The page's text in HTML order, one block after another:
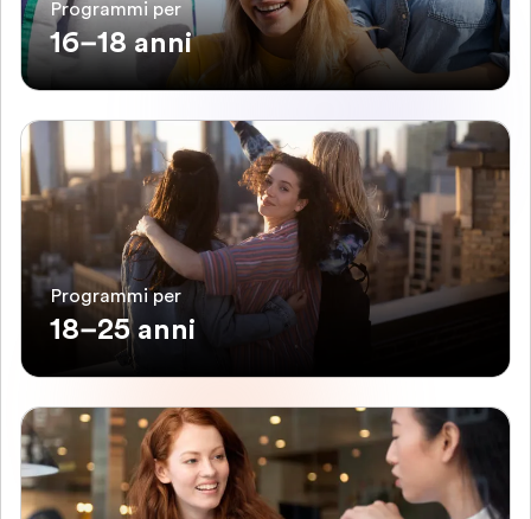
Programmi per
16–18 anni
Programmi per
18–25 anni